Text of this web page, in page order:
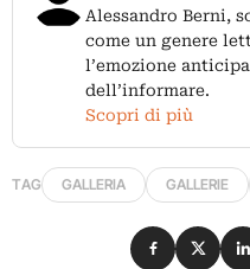
Alessandro Berni,
come un genere
l’emozione
dell’informare.
Scopri di più
TAG GALLERIA GALLERIE
Condividi su